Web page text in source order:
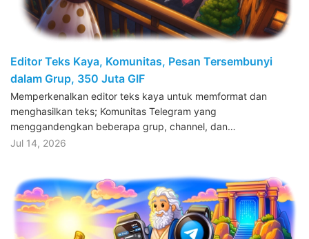
Editor Teks Kaya, Komunitas, Pesan Tersembunyi
dalam Grup, 350 Juta GIF
Memperkenalkan editor teks kaya untuk memformat dan
menghasilkan teks; Komunitas Telegram yang
menggandengkan beberapa grup, channel, dan…
Jul 14, 2026